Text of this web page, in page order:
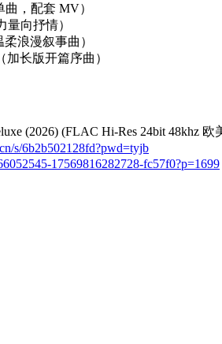
，配套 MV）
量向抒情）
柔浪漫叙事曲）
加长版开篇序曲）
(2026) (FLAC Hi-Res 24bit 48khz 欧
s/6b2b502128fd?pwd=tyjb
17569816282728-fc57f0?p=1699